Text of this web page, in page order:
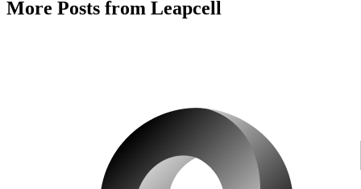
More Posts from Leapcell